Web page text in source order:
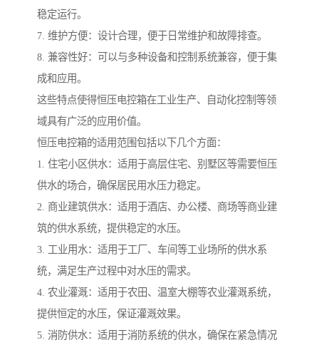
稳定运行。
7. 维护方便：设计合理，便于日常维护和故障排查。
8. 兼容性好：可以与多种设备和控制系统兼容，便于集
成和应用。
这些特点使得恒压电控箱在工业生产、自动化控制等领
域具有广泛的应用价值。
恒压电控箱的适用范围包括以下几个方面：
1. 住宅小区供水：适用于高层住宅、别墅区等需要恒压
供水的场合，确保居民用水压力稳定。
2. 商业建筑供水：适用于酒店、办公楼、商场等商业建
筑的供水系统，提供稳定的水压。
3. 工业用水：适用于工厂、车间等工业场所的供水系
统，满足生产过程中对水压的需求。
4. 农业灌溉：适用于农田、温室大棚等农业灌溉系统，
提供恒定的水压，保证灌溉效果。
5. 消防供水：适用于消防系统的供水，确保在紧急情况